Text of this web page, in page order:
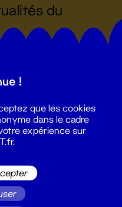
du
!
que les cookies
dans le cadre
expérience sur